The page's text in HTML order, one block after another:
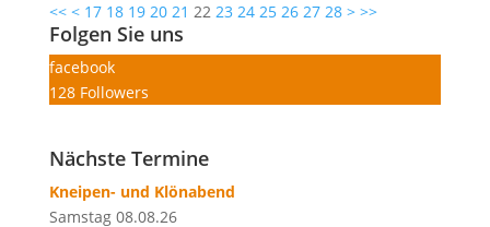
<< < 17 18 19 20 21 22 23 24 25 26 27 28 > >>
Folgen Sie uns
facebook
128 Followers
Nächste Termine
Kneipen- und Klönabend
Samstag 08.08.26